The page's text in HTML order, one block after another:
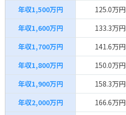
年収1,500万円
125.0万円
年収1,600万円
133.3万円
年収1,700万円
141.6万円
年収1,800万円
150.0万円
年収1,900万円
158.3万円
年収2,000万円
166.6万円